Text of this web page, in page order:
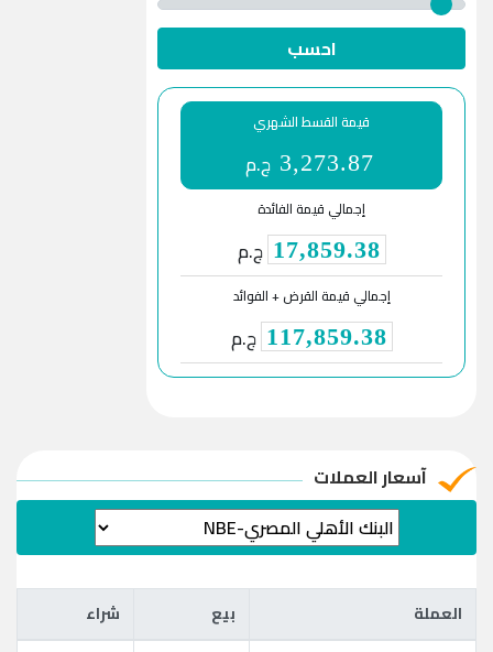
احسب
قيمة القسط الشهري
3,273.87 ج.م
إجمالي قيمة الفائدة
17,859.38 ج.م
إجمالي قيمة القرض + الفوائد
117,859.38 ج.م
آسعار العملات
العملة بيع شراء العملة بيع
شراء